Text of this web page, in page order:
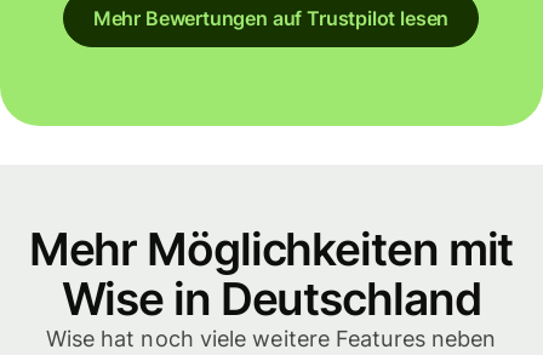
Mehr Bewertungen auf Trustpilot lesen
Mehr Möglichkeiten mit
Wise in Deutschland
Wise hat noch viele weitere Features neben